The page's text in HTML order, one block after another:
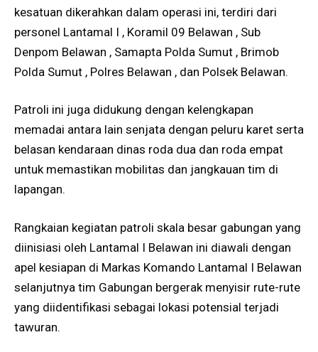
kesatuan dikerahkan dalam operasi ini, terdiri dari
personel Lantamal I , Koramil 09 Belawan , Sub
Denpom Belawan , Samapta Polda Sumut , Brimob
Polda Sumut , Polres Belawan , dan Polsek Belawan.
Patroli ini juga didukung dengan kelengkapan
memadai antara lain senjata dengan peluru karet serta
belasan kendaraan dinas roda dua dan roda empat
untuk memastikan mobilitas dan jangkauan tim di
lapangan.
Rangkaian kegiatan patroli skala besar gabungan yang
diinisiasi oleh Lantamal I Belawan ini diawali dengan
apel kesiapan di Markas Komando Lantamal I Belawan
selanjutnya tim Gabungan bergerak menyisir rute-rute
yang diidentifikasi sebagai lokasi potensial terjadi
tawuran.